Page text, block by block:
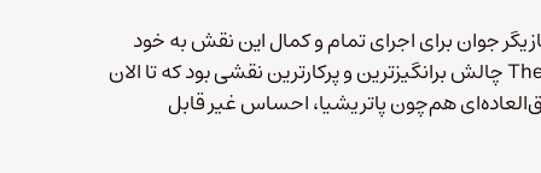
جوان برای اجرای تمام و کمال این نقش به خود
افتخار می‌کند. او در اینستاگرامش نوشت «نقش من در سریال The Act چالش برانگیزترین و پرکارترین نقشی بود که تا الان
هم‌چون پاتریشیا، احساس غیر قابل